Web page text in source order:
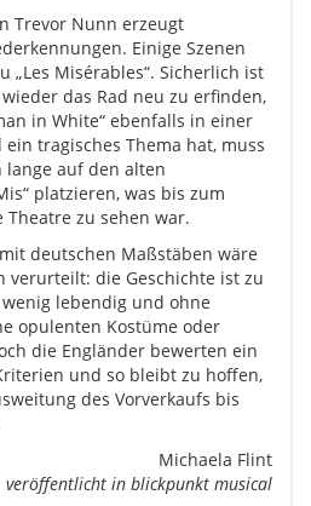
Trevor Nunn erzeugt
Einige Szenen
„Les Misérables“. Sicherlich ist
das Rad neu zu erfinden,
in White“ ebenfalls in einer
tragisches Thema hat, muss
lange auf den alten
platzieren, was bis zum
Theatre zu sehen war.
deutschen Maßstäben wäre
verurteilt: die Geschichte ist zu
lebendig und ohne
opulenten Kostüme oder
die Engländer bewerten ein
und so bleibt zu hoffen,
des Vorverkaufs bis
Michaela Flint
veröffentlicht in blickpunkt musical